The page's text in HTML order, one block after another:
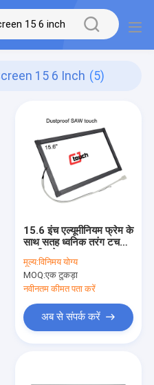
15 6 Inch (5)
15.6 इंच एल्यूमीनियम फ्रेम के
साथ सतह ध्वनिक तरंग टच
स्क्रीन देखा
मूल्य:विनिमय योग्य
MOQ:एक टुकड़ा
नवीनतम कीमत पता करें
अब से संपर्क करें